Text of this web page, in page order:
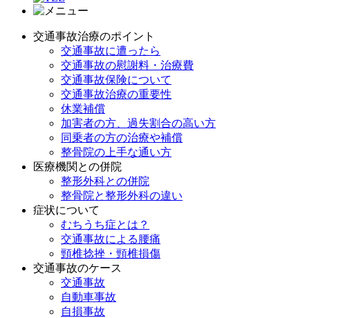
交通事故治療のポイント
交通事故に遭ったら
交通事故の慰謝料・治療費
交通事故保険について
交通事故治療の重要性
休業補償
加害者の方、過失割合の高い方
同乗者の方の治療や補償
整骨院の上手な通い方
医療機関との併院
整形外科との併院
整骨院と整形外科の違い
症状について
むちうち症とは？
交通事故による腰痛
頸椎捻挫・頸椎損傷
交通事故のケース
交通事故
自動車事故
自損事故